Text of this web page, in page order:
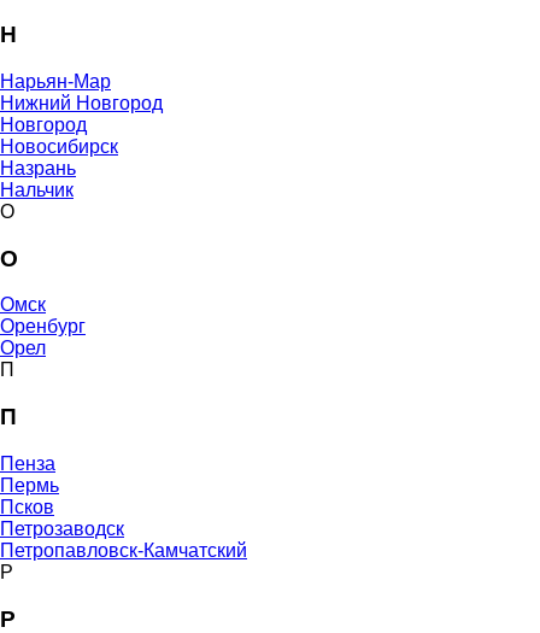
Н
Нарьян-Мар
Нижний Новгород
Новгород
Новосибирск
Назрань
Нальчик
О
О
Омск
Оренбург
Орел
П
П
Пенза
Пермь
Псков
Петрозаводск
Петропавловск-Камчатский
Р
Р